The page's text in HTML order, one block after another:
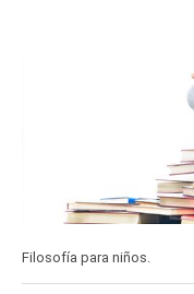
Filosofía para niños.